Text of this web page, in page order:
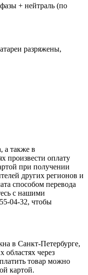
+ нейтраль (по
разряжены,
а также в
произвести оплату
при получении
других регионов и
способом перевода
с нашими
04-32, чтобы
в Санкт-Петербурге,
через
товар можно
картой.